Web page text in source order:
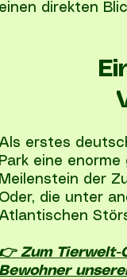
einen direkten
Als erstes
Park eine
Meilenstein der
Oder, die unter
Atlantischen
👉 Zum Tierwelt-
Bewohner